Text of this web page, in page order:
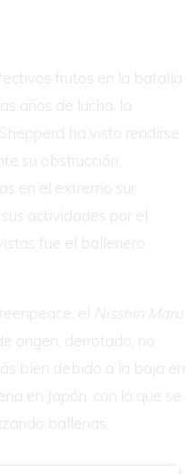
frutos en la batalla
años de lucha, la
ha visto rendirse
su obstrucción,
en el extremo sur
actividades por el
fue el ballenero
el Nisshin Maru
origen, derrotado, no
bien debido a la baja en
en Japón, con lo que se
ballenas.